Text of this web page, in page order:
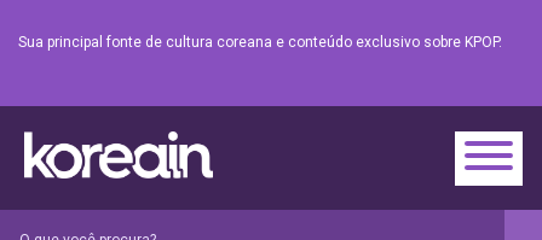
Sua principal fonte de cultura coreana e conteúdo exclusivo sobre KPOP.